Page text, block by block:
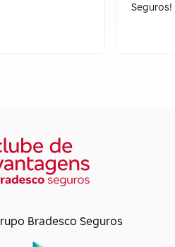
Seguros!
Bradesco Seguros